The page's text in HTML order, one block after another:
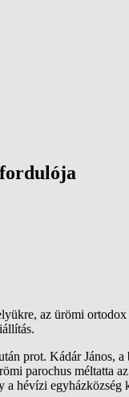
az ürömi
prot. Kádár János, a
parochus méltatta
a hévízi